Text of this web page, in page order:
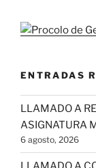
ENTRADAS
LLAMADO A
ASIGNATURA
6 agosto, 2026